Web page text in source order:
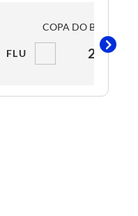
COPA DO BRASIL
FLU 21:30